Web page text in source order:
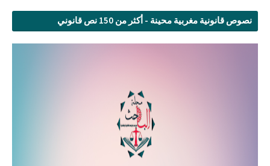
نصوص قانونية مغربية محينة - أكثر من 150 نص قانوني